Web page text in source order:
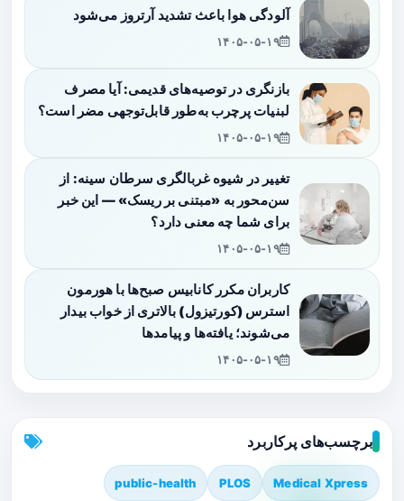
آلودگی هوا باعث تشدید آرتروز می‌شود
۱۴۰۵-۰۵-۱۹
بازنگری در توصیه‌های قدیمی: آیا مصرف
لبنیات پرچرب به‌طور قابل‌توجهی مضر است؟
۱۴۰۵-۰۵-۱۹
تغییر در شیوه غربالگری سرطان سینه: از
سن‌محور به «مبتنی بر ریسک» — این خبر
برای شما چه معنی دارد؟
۱۴۰۵-۰۵-۱۹
کاربران مکرر کانابیس صبح‌ها با هورمون
استرس (کورتیزول) بالاتری از خواب بیدار
می‌شوند؛ یافته‌ها و پیامدها
۱۴۰۵-۰۵-۱۹
برچسب‌های پرکاربرد
Medical Xpress
PLOS
public-health